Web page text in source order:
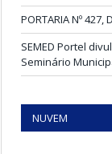
PORTARIA Nº 427,
SEMED Portel
Seminário
NUVEM